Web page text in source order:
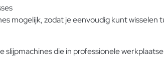
mogelijk, zodat je eenvoudig kunt
slijpmachinesdie in professionele